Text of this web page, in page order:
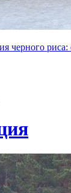
черного риса: